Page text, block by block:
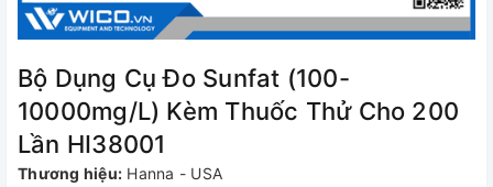
Bộ Dụng Cụ Đo Sunfat (100-
10000mg/L) Kèm Thuốc Thử Cho 200
Lần HI38001
Thương hiệu: Hanna - USA